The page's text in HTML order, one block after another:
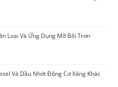
Loại Và Ứng Dụng Mỡ Bôi Trơn
Và Dầu Nhớt Động Cơ Xăng Khác